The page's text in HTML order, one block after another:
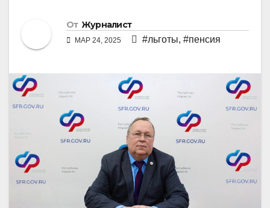
От Журналист
МАР 24, 2025 #льготы, #пенсия